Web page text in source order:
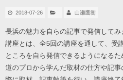
2018-07-26 山瀬鷹衡
長浜の魅力を自らの記事で発信して
講座とは、全5回の講座を通して、受
ところを自ら発信できるようになる
道のプロから学んだ取材の仕方や記